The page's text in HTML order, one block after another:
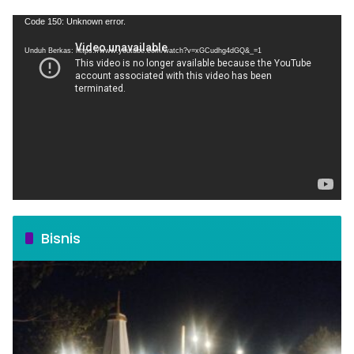
Pemutar
Code 150: Unknown error.
Unduh Berkas: https://www.youtube.com/watch?v=xGCudhg4dGQ&_=1
Bisnis